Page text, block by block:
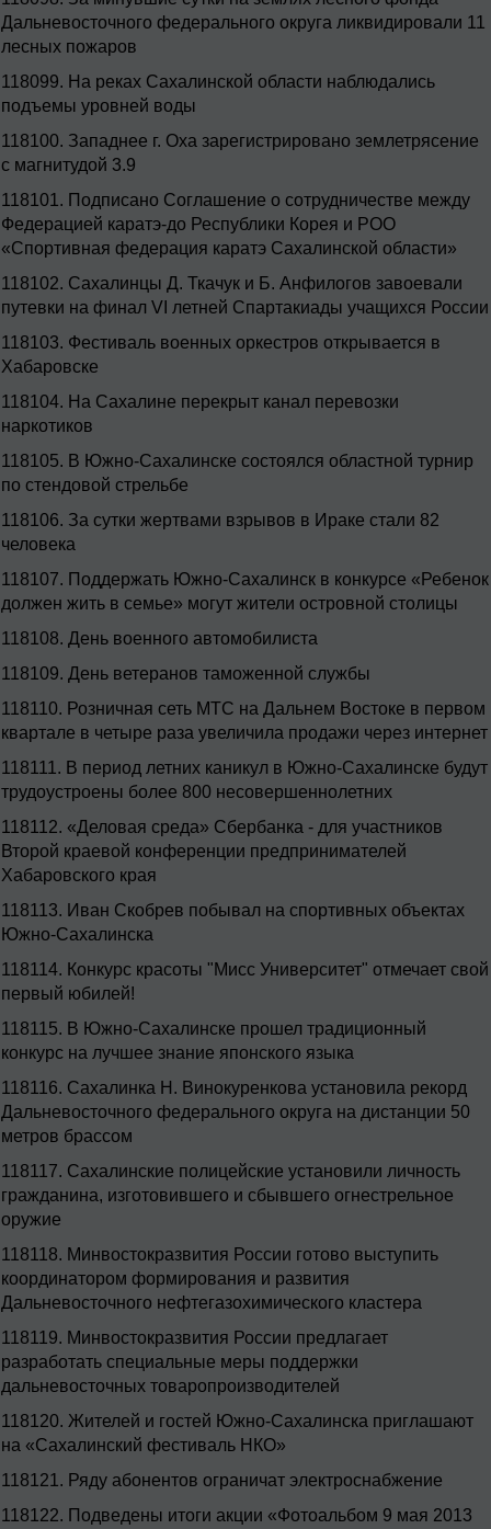
Дальневосточного федерального округа ликвидировали 11
лесных пожаров
118099. На реках Сахалинской области наблюдались
подъемы уровней воды
118100. Западнее г. Оха зарегистрировано землетрясение
с магнитудой 3.9
118101. Подписано Соглашение о сотрудничестве между
Федерацией каратэ-до Республики Корея и РОО
«Спортивная федерация каратэ Сахалинской области»
118102. Сахалинцы Д. Ткачук и Б. Анфилогов завоевали
путевки на финал VI летней Спартакиады учащихся России
118103. Фестиваль военных оркестров открывается в
Хабаровске
118104. На Сахалине перекрыт канал перевозки
наркотиков
118105. В Южно-Сахалинске состоялся областной турнир
по стендовой стрельбе
118106. За сутки жертвами взрывов в Ираке стали 82
человека
118107. Поддержать Южно-Сахалинск в конкурсе «Ребенок
должен жить в семье» могут жители островной столицы
118108. День военного автомобилиста
118109. День ветеранов таможенной службы
118110. Розничная сеть МТС на Дальнем Востоке в первом
квартале в четыре раза увеличила продажи через интернет
118111. В период летних каникул в Южно-Сахалинске будут
трудоустроены более 800 несовершеннолетних
118112. «Деловая среда» Сбербанка - для участников
Второй краевой конференции предпринимателей
Хабаровского края
118113. Иван Скобрев побывал на спортивных объектах
Южно-Сахалинска
118114. Конкурс красоты "Мисс Университет" отмечает свой
первый юбилей!
118115. В Южно-Сахалинске прошел традиционный
конкурс на лучшее знание японского языка
118116. Сахалинка Н. Винокуренкова установила рекорд
Дальневосточного федерального округа на дистанции 50
метров брассом
118117. Сахалинские полицейские установили личность
гражданина, изготовившего и сбывшего огнестрельное
оружие
118118. Минвостокразвития России готово выступить
координатором формирования и развития
Дальневосточного нефтегазохимического кластера
118119. Минвостокразвития России предлагает
разработать специальные меры поддержки
дальневосточных товаропроизводителей
118120. Жителей и гостей Южно-Сахалинска приглашают
на «Сахалинский фестиваль НКО»
118121. Ряду абонентов ограничат электроснабжение
118122. Подведены итоги акции «Фотоальбом 9 мая 2013